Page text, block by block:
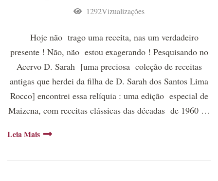
1292Vizualizações
Hoje não trago uma receita, nas um verdadeiro
presente ! Não, não estou exagerando ! Pesquisando no
Acervo D. Sarah [uma preciosa coleção de receitas
antigas que herdei da filha de D. Sarah dos Santos Lima
Rocco] encontrei essa relíquia : uma edição especial de
Maizena, com receitas clássicas das décadas de 1960 …
Leia Mais